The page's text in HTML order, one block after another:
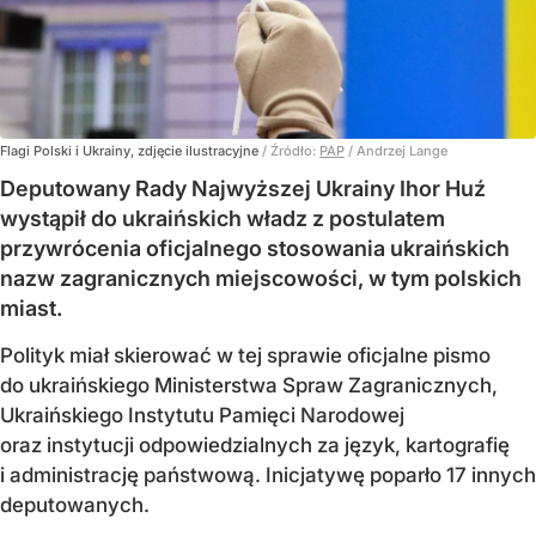
Flagi Polski i Ukrainy, zdjęcie ilustracyjne / Źródło: PAP / Andrzej Lange
Deputowany Rady Najwyższej Ukrainy Ihor Huź
wystąpił do ukraińskich władz z postulatem
przywrócenia oficjalnego stosowania ukraińskich
nazw zagranicznych miejscowości, w tym polskich
miast.
Polityk miał skierować w tej sprawie oficjalne pismo
do ukraińskiego Ministerstwa Spraw Zagranicznych,
Ukraińskiego Instytutu Pamięci Narodowej
oraz instytucji odpowiedzialnych za język, kartografię
i administrację państwową. Inicjatywę poparło 17 innych
deputowanych.